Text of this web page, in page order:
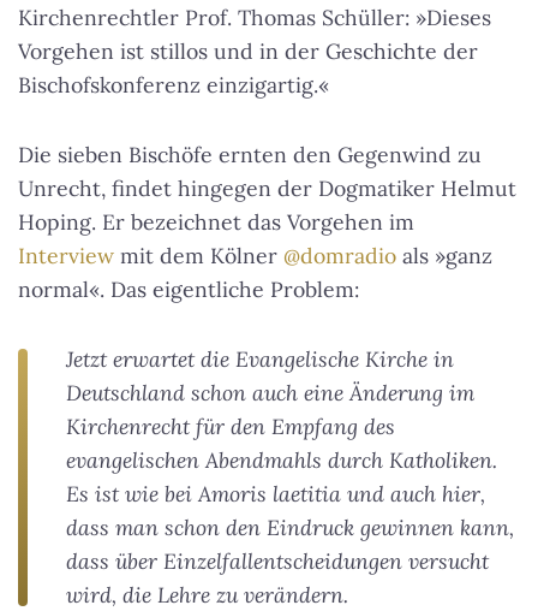
Kirchenrechtler Prof. Thomas Schüller: »Dieses
Vorgehen ist stillos und in der Geschichte der
Bischofskonferenz einzigartig.«
Die sieben Bischöfe ernten den Gegenwind zu
Unrecht, findet hingegen der Dogmatiker Helmut
Hoping. Er bezeichnet das Vorgehen im
Interview mit dem Kölner @domradio als »ganz
normal«. Das eigentliche Problem:
Jetzt erwartet die Evangelische Kirche in
Deutschland schon auch eine Änderung im
Kirchenrecht für den Empfang des
evangelischen Abendmahls durch Katholiken.
Es ist wie beiAmoris laetitia und auch hier,
dass man schon den Eindruck gewinnen kann,
dass über Einzelfallentscheidungen versucht
wird, die Lehre zu verändern.